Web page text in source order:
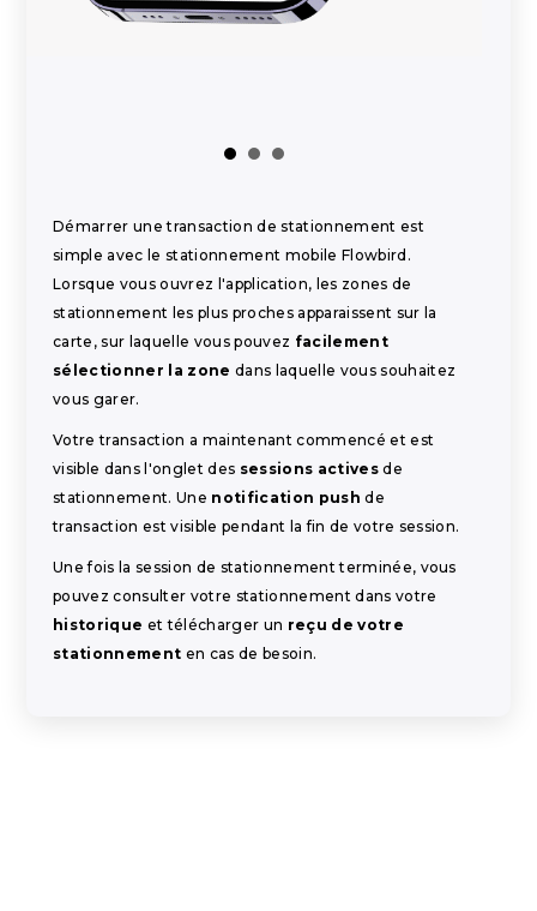
Démarrer une transaction de stationnement est
simple avec le stationnement mobile Flowbird.
Lorsque vous ouvrez l'application, les zones de
stationnement les plus proches apparaissent sur la
carte, sur laquelle vous pouvez facilement
sélectionner la zone dans laquelle vous souhaitez
vous garer.
Votre transaction a maintenant commencé et est
visible dans l'onglet des sessions activesde
stationnement. Une notification push de
transaction est visible pendant la fin de votre session.
Une fois la session de stationnement terminée, vous
pouvez consulter votre stationnement dans votre
historique et télécharger un reçu de votre
stationnement en cas de besoin.